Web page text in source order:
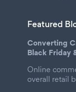
Featured
Converting
Black Friday
Online
overall retail